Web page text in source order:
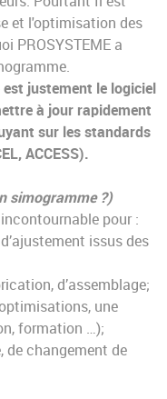
et l'optimisation des
PROSYSTEME a
justement le logiciel
à jour rapidement
sur les standards
ACCESS).
simogramme ?)
pour :
issus des
d’assemblage;
une
formation …);
de changement de